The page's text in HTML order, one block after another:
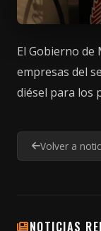
El Gobierno de
empresas del
diésel para los
Volver a
NOTICIAS